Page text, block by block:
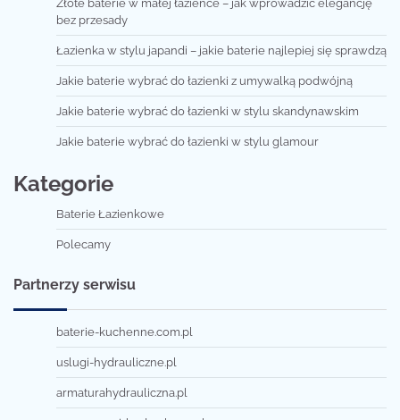
Złote baterie w małej łazience – jak wprowadzić elegancję
bez przesady
Łazienka w stylu japandi – jakie baterie najlepiej się sprawdzą
Jakie baterie wybrać do łazienki z umywalką podwójną
Jakie baterie wybrać do łazienki w stylu skandynawskim
Jakie baterie wybrać do łazienki w stylu glamour
Kategorie
Baterie Łazienkowe
Polecamy
Partnerzy serwisu
baterie-kuchenne.com.pl
uslugi-hydrauliczne.pl
armaturahydrauliczna.pl